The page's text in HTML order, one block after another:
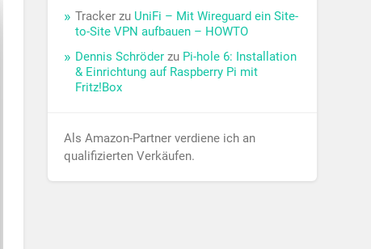
Tracker zu UniFi – Mit Wireguard ein Site-
to-Site VPN aufbauen – HOWTO
Dennis Schröder zu Pi-hole 6: Installation
& Einrichtung auf Raspberry Pi mit
Fritz!Box
Als Amazon-Partner verdiene ich an
qualifizierten Verkäufen.